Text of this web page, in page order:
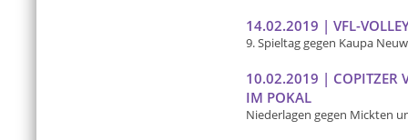
14.02.2019 | VFL-
9. Spieltag gegen Kaupa
10.02.2019 | COPITZER
IM POKAL
Niederlagen gegen Mickten